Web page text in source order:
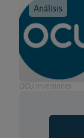
Análisis
OCU Inversiones